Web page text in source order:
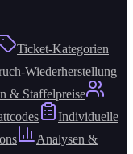
Ticket-Kategorien
Wiederherstellung
& Staffelpreise
Individuelle
Analysen &